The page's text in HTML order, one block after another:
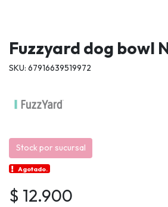
Fuzzyard dog bowl
SKU: 67916639519972
Stock por sucursal
Agotado.
$ 12.900